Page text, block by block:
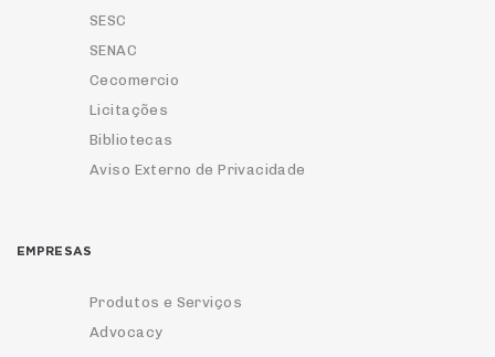
SESC
SENAC
Cecomercio
Licitações
Bibliotecas
Aviso Externo de Privacidade
EMPRESAS
Produtos e Serviços
Advocacy